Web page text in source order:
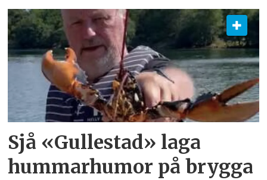
Sjå «Gullestad» laga
hummarhumor på brygga